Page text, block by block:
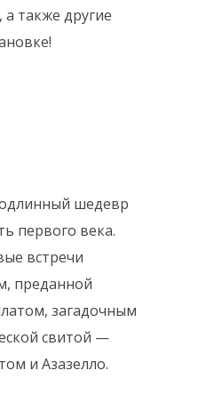
также другие
шедевр
первого века.
встречи
преданной
загадочным
свитой —
и Азазелло.